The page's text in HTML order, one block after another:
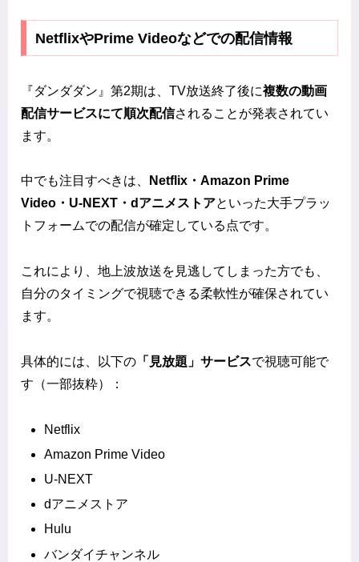
NetflixやPrime Videoなどでの配信情報
『ダンダダン』第2期は、TV放送終了後に複数の動画
配信サービスにて順次配信されることが発表されてい
ます。
中でも注目すべきは、
Netflix・Amazon Prime
Video・U-NEXT・dアニメストアといった大手プラッ
トフォームでの配信が確定している点です。
これにより、地上波放送を見逃してしまった方でも、
自分のタイミングで視聴できる柔軟性が確保されてい
ます。
具体的には、以下の 「見放題」サービスで視聴可能で
す（一部抜粋）：
Netflix
Amazon Prime Video
U-NEXT
dアニメストア
Hulu
バンダイチャンネル